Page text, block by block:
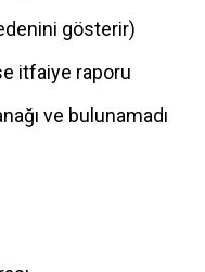
gösterir)
itfaiye raporu
ve bulunamadı